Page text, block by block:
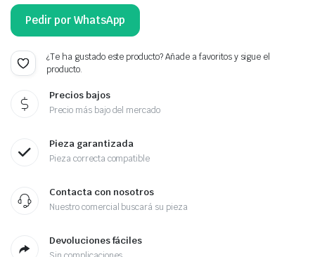
Pedir por WhatsApp
¿Te ha gustado este producto? Añade a favoritos y sigue el
producto.
Precios bajos
Precio más bajo del mercado
Pieza garantizada
Pieza correcta compatible
Contacta con nosotros
Nuestro comercial buscará su pieza
Devoluciones fáciles